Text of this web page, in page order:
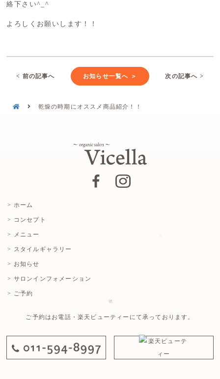
絡下さい^_^
よろしくお願いします！！
< 前の記事へ お知らせ一覧へ ＞ 次の記事へ >
乾燥の時期にオススメ商品紹介！！
> ホーム
> コンセプト
> メニュー
> スタイルギャラリー
> お知らせ
> サロンインフォメーション
> ご予約
ご予約はお電話・楽天ビューティーにて承っております。